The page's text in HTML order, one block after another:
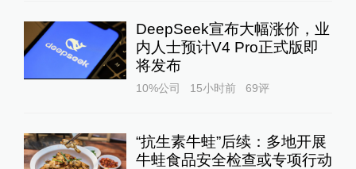
DeepSeek宣布大幅涨价，业
内人士预计V4 Pro正式版即
将发布
10%公司 15小时前 69评
“抗生素牛蛙”后续：多地开展
牛蛙食品安全检查或专项行动